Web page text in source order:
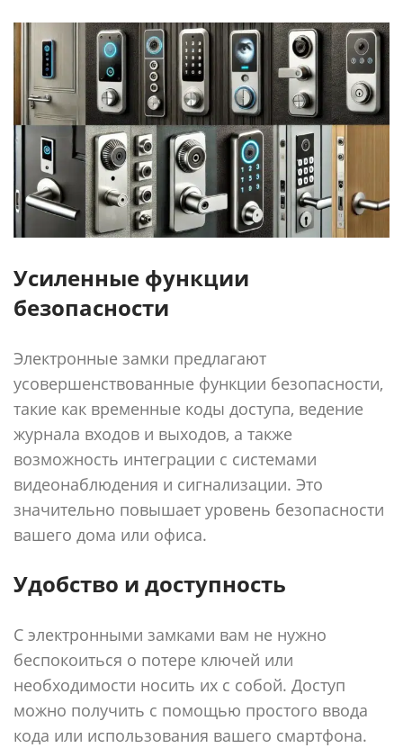
Усиленные функции
безопасности
Электронные замки предлагают
усовершенствованные функции безопасности,
такие как временные коды доступа, ведение
журнала входов и выходов, а также
возможность интеграции с системами
видеонаблюдения и сигнализации. Это
значительно повышает уровень безопасности
вашего дома или офиса.
Удобство и доступность
С электронными замками вам не нужно
беспокоиться о потере ключей или
необходимости носить их с собой. Доступ
можно получить с помощью простого ввода
кода или использования вашего смартфона.